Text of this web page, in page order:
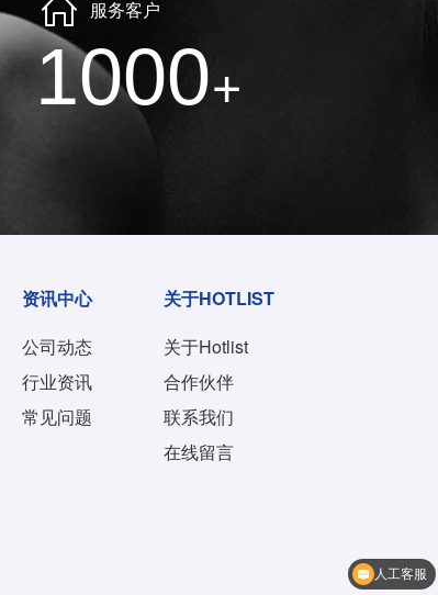
服务客户
1000+
资讯中心
公司动态
行业资讯
常见问题
关于HOTLIST
关于Hotlist
合作伙伴
联系我们
在线留言
想了解下费用